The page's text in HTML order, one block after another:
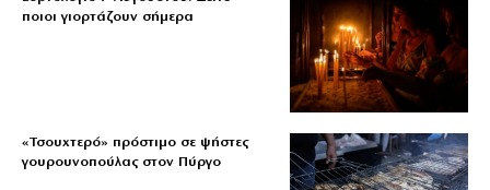
ποιοι γιορτάζουν σήμερα
«Τσουχτερό» πρόστιμο σε ψήστες
γουρουνοπούλας στον Πύργο